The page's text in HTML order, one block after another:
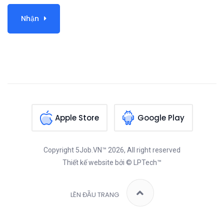
Nhận
Apple Store Google Play
Copyright 5Job.VN™ 2026, All right reserved
Thiết kế website bởi © LPTech™
LÊN ĐẦU TRANG